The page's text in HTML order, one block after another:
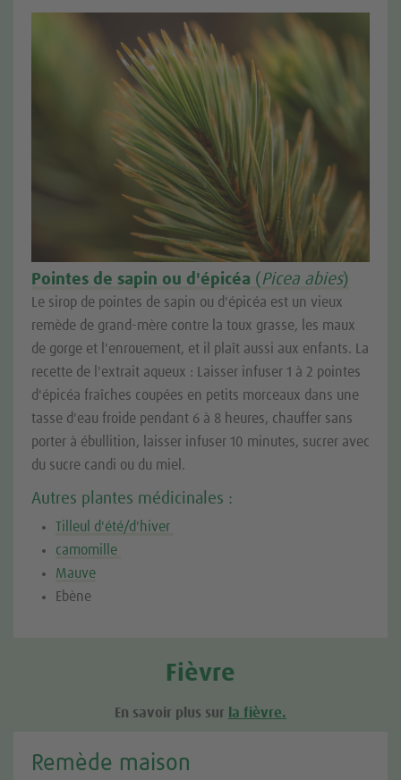
Pointes de sapin ou d'épicéa (Picea abies)
Le sirop de pointes de sapin ou d'épicéa est un vieux
remède de grand-mère contre la toux grasse, les maux
de gorge et l'enrouement, et il plaît aussi aux enfants. La
recette de l'extrait aqueux : Laisser infuser 1 à 2 pointes
d'épicéa fraîches coupées en petits morceaux dans une
tasse d'eau froide pendant 6 à 8 heures, chauffer sans
porter à ébullition, laisser infuser 10 minutes, sucrer avec
du sucre candi ou du miel.
Autres plantes médicinales :
Tilleul d'été/d'hiver
camomille
Mauve
Ebène
Fièvre
En savoir plus sur la fièvre.
Remède maison